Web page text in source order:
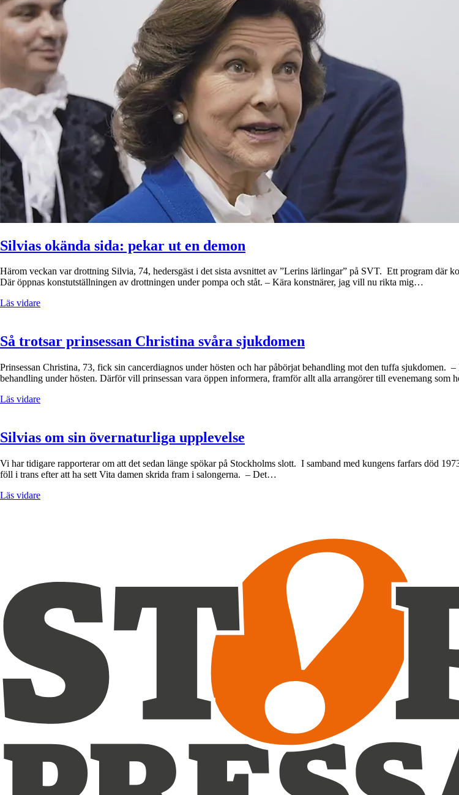
Silvias okända sida: pekar ut en demon
Härom veckan var drottning Silvia, 74, hedersgäst i det sista avsnittet av ”Lerins lärlingar” på SVT. Ett program där
Där öppnas konstutställningen av drottningen under pompa och ståt. – Kära konstnärer, jag vill nu rikta mig…
Läs vidare
Så trotsar prinsessan Christina svåra sjukdomen
Prinsessan Christina, 73, fick sin cancerdiagnos under hösten och har påbörjat behandling mot den tuffa sjukdomen.
behandling under hösten. Därför vill prinsessan vara öppen informera, framför allt alla arrangörer till evenemang som
Läs vidare
Silvias om sin övernaturliga upplevelse
Vi har tidigare rapporterar om att det sedan länge spökar på Stockholms slott. I samband med kungens farfars död
föll i trans efter att ha sett Vita damen skrida fram i salongerna. – Det…
Läs vidare